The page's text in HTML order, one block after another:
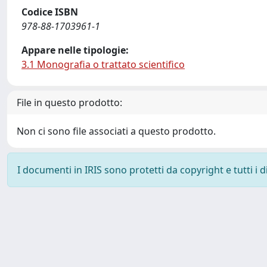
Codice ISBN
978-88-1703961-1
Appare nelle tipologie:
3.1 Monografia o trattato scientifico
File in questo prodotto:
Non ci sono file associati a questo prodotto.
I documenti in IRIS sono protetti da copyright e tutti i